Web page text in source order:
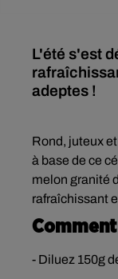
L'été s'est
adeptes !
Rond, juteux
à base de ce
melon granité
rafraîchissant
- Diluez 150g